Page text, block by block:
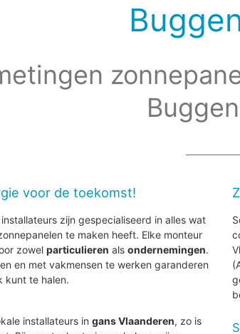
voor de toekomst!
zijn gespecialiseerd in alles wat
te maken heeft. Elke monteur
zowelparticulieren alsondernemingen.
en met vakmensen te werken garanderen
kunt te halen.
installateurs ingans Vlaanderen, zo is